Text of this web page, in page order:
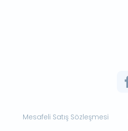
Mesafeli Satış Sözleşmesi